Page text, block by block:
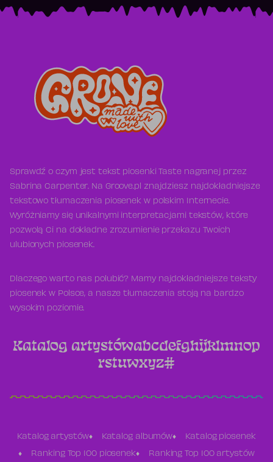
Sprawdź o czym jest tekst piosenki Taste nagranej przez
Sabrina Carpenter. Na Groove.pl znajdziesz najdokładniejsze
tekstowo tłumaczenia piosenek w polskim Internecie.
Wyróżniamy się unikalnymi interpretacjami tekstów, które
pozwolą Ci na dokładne zrozumienie przekazu Twoich
ulubionych piosenek.
Dlaczego warto nas polubić? Mamy najdokładniejsze teksty
piosenek w Polsce, a nasze tłumaczenia stoją na bardzo
wysokim poziomie.
Katalog artystówabcdefghijklmnop
rstuwxyz#
Katalog artystów Katalog albumów Katalog piosenek
Ranking Top 100 piosenek Ranking Top 100 artystów